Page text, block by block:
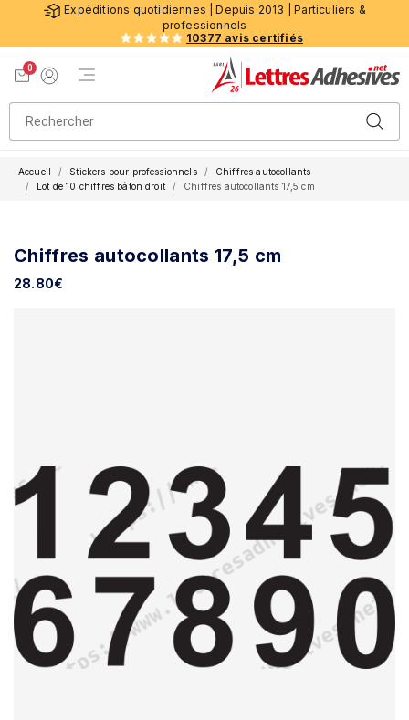
Expéditions quotidiennes | Depuis 2013 | Particuliers &
professionnels
10377 avis certifiés
0
Menu de navigation
Accueil Stickers pour professionnels
Chiffres autocollants
Lot de 10 chiffres bâton droit
Chiffres autocollants 17,5 cm
Chiffres autocollants 17,5 cm
28.80€